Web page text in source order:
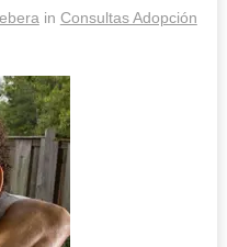
in Consultas Adopción